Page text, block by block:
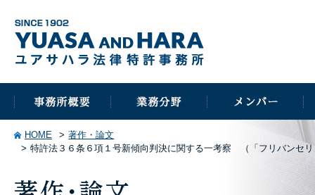
HOME
著作・論文
特許法３６条６項１号新傾向判決に関する一考察 （「フリバンセ